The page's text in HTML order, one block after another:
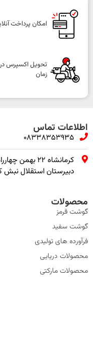
امکان پرداخت
تحویل اکسپرس
زمان
اطلاعات تماس
08338353935
کرمانشاه ۲۲
دبیرستان استقلال نبش کوی ۱۲۷ خانه
محصولات
گوشت قرمز
گوشت سفید
فرآورده های تولیدی
محصولات دریایی
محصولات مارکتی